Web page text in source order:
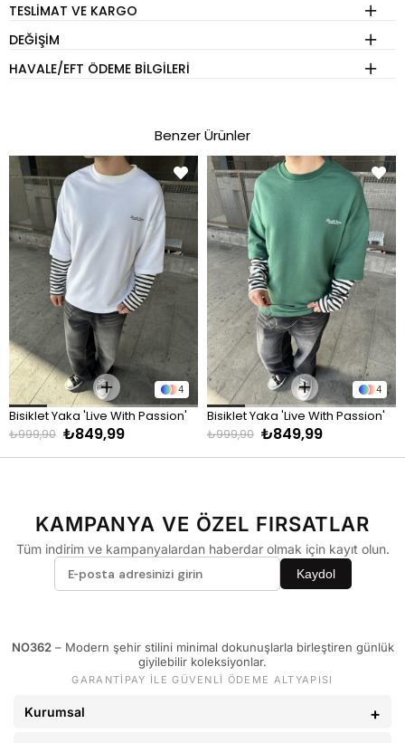
60 - 74 kg S
85 - 89 kg
90 - 110 kg
Pantolon
KİLO BEDEN
60 - 65 kg 29
66 - 71 kg 30
72 - 77 kg 31
78 - 82 kg 32
34
94 - 110 kg 36
TESLIMAT VE KARGO
DEĞIŞIM
HAVALE/EFT ÖDEME BILGILERI
Benzer Ürünler
4
Bisiklet Yaka 'Live With Passion'
Baskılı Sweatshirt Beyaz
₺849,99
₺999,90
4
Bisiklet Yaka 'Live With Passion'
Baskılı Sweatshirt Yeşil
₺849,99
₺999,90
KAMPANYA VE ÖZEL FIRSATLAR
Tüm indirim ve kampanyalardan haberdar olmak için kayıt olun.
Kaydol
NO362– Modern şehir stilini minimal dokunuşlarla birleştiren günlük
giyilebilir koleksiyonlar.
GARANTİPAY İLE GÜVENLİ ÖDEME ALTYAPISI
Kurumsal